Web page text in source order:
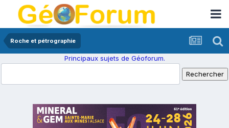
Roche et pétrographie
Principaux sujets de Géoforum.